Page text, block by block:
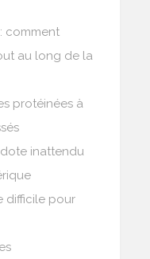
comment
au long de la
protéinées à
inattendu
difficile pour